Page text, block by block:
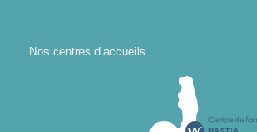
Nos centres d’accueils